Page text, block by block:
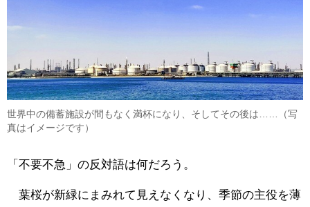
世界中の備蓄施設が間もなく満杯になり、そしてその後は……（写
真はイメージです）
「不要不急」の反対語は何だろう。
葉桜が新緑にまみれて見えなくなり、季節の主役を薄